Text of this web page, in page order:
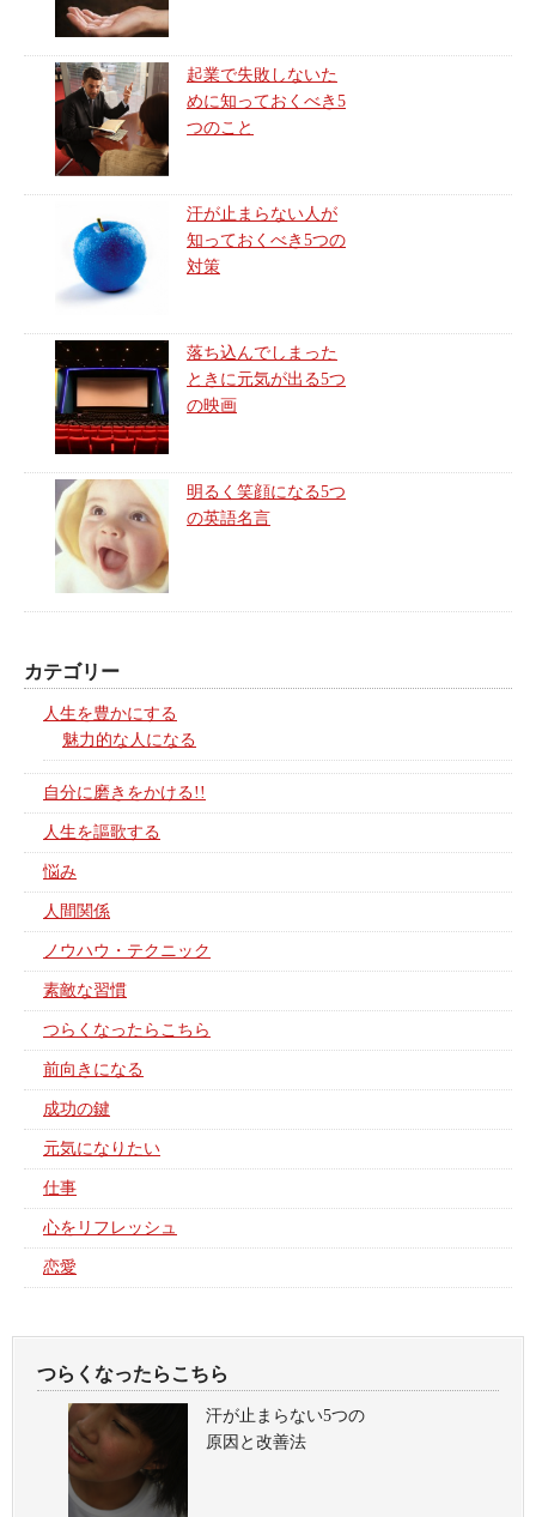
起業で失敗しないた
めに知っておくべき5
つのこと
汗が止まらない人が
知っておくべき5つの
対策
落ち込んでしまった
ときに元気が出る5つ
の映画
明るく笑顔になる5つ
の英語名言
カテゴリー
人生を豊かにする
魅力的な人になる
自分に磨きをかける!!
人生を謳歌する
悩み
人間関係
ノウハウ・テクニック
素敵な習慣
つらくなったらこちら
前向きになる
成功の鍵
元気になりたい
仕事
心をリフレッシュ
恋愛
つらくなったらこちら
汗が止まらない5つの
原因と改善法